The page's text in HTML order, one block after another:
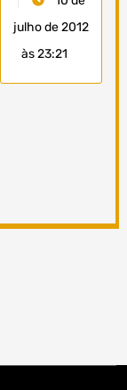
julho de 2012
às 23:21